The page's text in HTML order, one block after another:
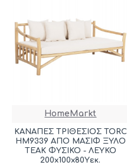
HomeMarkt
ΚΑΝΑΠΕΣ ΤΡΙΘΕΣΙΟΣ TORC
HM9339 ΑΠΟ ΜΑΣΙΦ ΞΥΛΟ
TΕΑK ΦΥΣΙΚΟ - ΛΕΥΚΟ
200x100x80Yεκ.